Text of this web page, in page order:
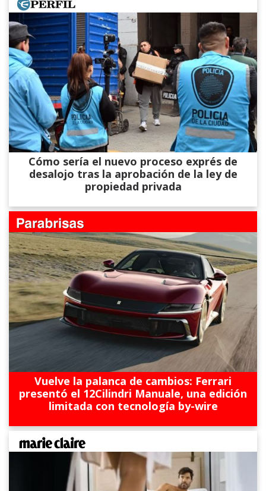
Cómo sería el nuevo proceso exprés de
desalojo tras la aprobación de la ley de
propiedad privada
Vuelve la palanca de cambios: Ferrari
presentó el 12Cilindri Manuale, una edición
limitada con tecnología by-wire